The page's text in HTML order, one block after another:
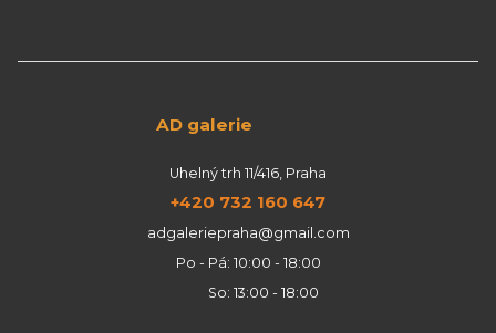
AD galerie
Uhelný trh 11/416, Praha
+420 732 160 647
adgaleriepraha@gmail.com
Po - Pá: 10:00 - 18:00
So: 13:00 - 18:00